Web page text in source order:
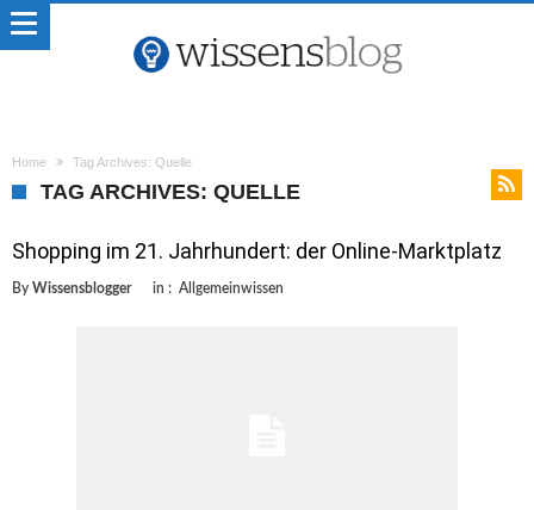
Home Tag Archives: Quelle
TAG ARCHIVES: QUELLE
Shopping im 21. Jahrhundert: der Online-Marktplatz
By Wissensblogger in : Allgemeinwissen